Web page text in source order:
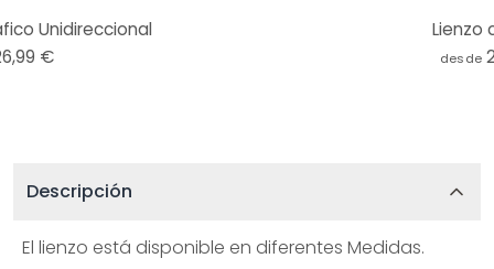
Unidireccional
€
Lienzo
desde
Descripción
El lienzo está disponible en diferentes Medidas.